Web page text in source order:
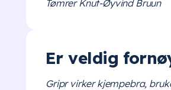
Tømrer Knut-Øyvind Bruun
Er veldig
Gripr virker kjempebra,